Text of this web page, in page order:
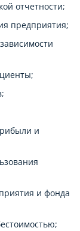
отчетности;
предприятия;
и
и фонда